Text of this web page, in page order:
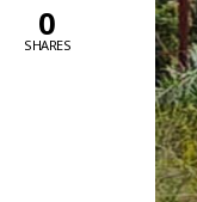
0
SHARES